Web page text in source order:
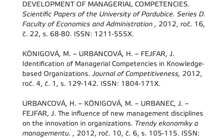
DEVELOPMENT OF MANAGERIAL COMPETENCIES.
Scientific Papers of the University of Pardubice. Series D.
Faculty of Economics and Administration , 2012, roč. 16,
č. 22, s. 68-80. ISSN: 1211-555X.
KÖNIGOVÁ, M. – URBANCOVÁ, H. – FEJFAR, J.
Identification of Managerial Competencies in Knowledge-
based Organizations.Journal of Competitiveness, 2012,
roč. 4, č. 1, s. 129-142. ISSN: 1804-171X.
URBANCOVÁ, H. – KÖNIGOVÁ, M. – URBANEC, J. –
FEJFAR, J. The influence of new management disciplines
on the innovation in organizations. Trendy ekonomiky a
managementu. , 2012, roč. 10, č. 6, s. 105-115. ISSN: